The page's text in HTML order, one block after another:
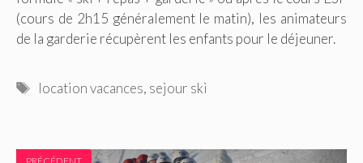
(cours de 2h15 généralement le matin), les animateurs
de la garderie récupèrent les enfants pour le déjeuner.
Étiquettes
location vacances, sejour ski